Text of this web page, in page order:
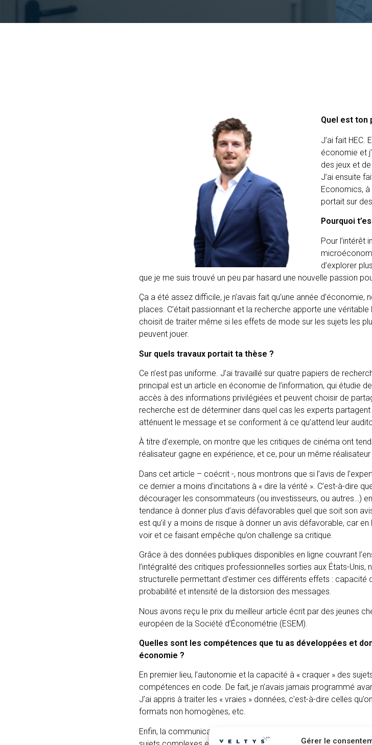
Gérer le
Quel est ton
J’ai fait HEC.
économie et
des jeux et
J’ai ensuite
Economics, à
portait sur
Pourquoi
Pour l’intérêt
d’explorer
que je me suis trouvé un peu par hasard une nouvelle passion
Ça a été assez difficile, je n’avais fait qu’une année
places. C’était passionnant et la recherche apporte une
choisit de traiter même si les effets de mode sur les sujets les
peuvent jouer.
Sur quels travaux portait ta thèse ?
Ce n’est pas uniforme. J’ai travaillé sur quatre papiers de
principal est un article en économie de l’information, qui étudie
accès à des informations privilégiées et peuvent choisir de
recherche est de déterminer dans quel cas les experts
atténuent le message et se conforment à ce qu’attend leur
À titre d’exemple, on montre que les critiques de cinéma ont
réalisateur gagne en expérience, et ce, pour un même
Dans cet article – coécrit -, nous montrons que si l’avis de
ce dernier a moins d’incitations à « dire la vérité ». C’est-à-dire
décourager les consommateurs (ou investisseurs, ou autres…)
tendance à donner plus d’avis défavorables quel que soit son
est qu’il y a moins de risque à donner un avis défavorable, car
voir et ce faisant empêche qu’on challenge sa critique.
Grâce à des données publiques disponibles en ligne couvrant
l’intégralité des critiques professionnelles sorties aux États-
structurelle permettant d’estimer ces différents effets : capacité
probabilité et intensité de la distorsion des messages.
Nous avons reçu le prix du meilleur article écrit par des jeunes
européen de la Société d’Économétrie (ESEM).
Quelles sont les compétences que tu as développées et
économie ?
En premier lieu, l’autonomie et la capacité à « craquer » des
compétences en code. De fait, je n’avais jamais programmé
J’ai appris à traiter les « vraies » données, c’est-à-dire celles
formats non homogènes, etc.
Enfin, la communication et la pédagogie. Une des difficultés de